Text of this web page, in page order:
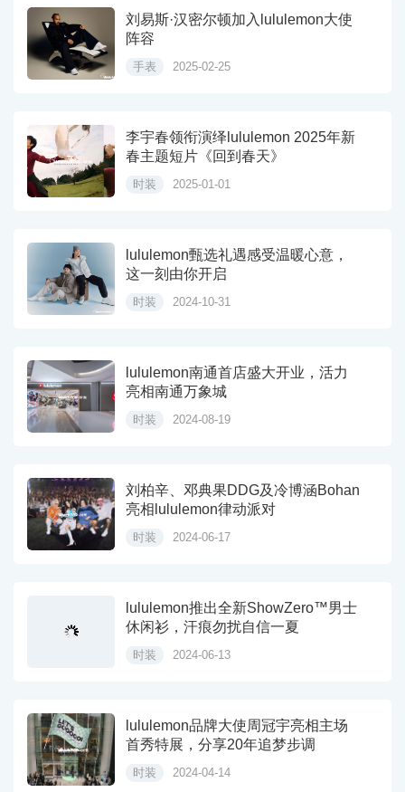
刘易斯·汉密尔顿加入lululemon大使
阵容
手表 2025-02-25
李宇春领衔演绎lululemon 2025年新
春主题短片《回到春天》
时装 2025-01-01
lululemon甄选礼遇感受温暖心意，
这一刻由你开启
时装 2024-10-31
lululemon南通首店盛大开业，活力
亮相南通万象城
时装 2024-08-19
刘柏辛、邓典果DDG及冷博涵Bohan
亮相lululemon律动派对
时装 2024-06-17
lululemon推出全新ShowZero™男士
休闲衫，汗痕勿扰自信一夏
时装 2024-06-13
lululemon品牌大使周冠宇亮相主场
首秀特展，分享20年追梦步调
时装 2024-04-14